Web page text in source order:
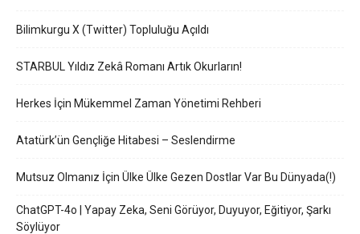
Bilimkurgu X (Twitter) Topluluğu Açıldı
STARBUL Yıldız Zekâ Romanı Artık Okurların!
Herkes İçin Mükemmel Zaman Yönetimi Rehberi
Atatürk’ün Gençliğe Hitabesi – Seslendirme
Mutsuz Olmanız İçin Ülke Ülke Gezen Dostlar Var Bu Dünyada(!)
ChatGPT-4o | Yapay Zeka, Seni Görüyor, Duyuyor, Eğitiyor, Şarkı
Söylüyor